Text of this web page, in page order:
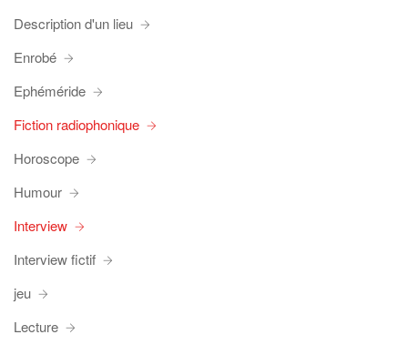
Description d'un lieu
Enrobé
Ephéméride
Fiction radiophonique
Horoscope
Humour
Interview
Interview fictif
jeu
Lecture